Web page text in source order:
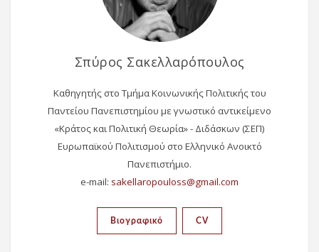
Σπύρος Σακελλαρόπουλος
Καθηγητής στο Τμήμα Κοινωνικής Πολιτικής του
Παντείου Πανεπιστημίου με γνωστικό αντικείμενο
«Κράτος και Πολιτική Θεωρία» - Διδάσκων (ΣΕΠ)
Ευρωπαϊκού Πολιτισμού στο Ελληνικό Ανοικτό
Πανεπιστήμιο.
e-mail:
Βιογραφικό CV